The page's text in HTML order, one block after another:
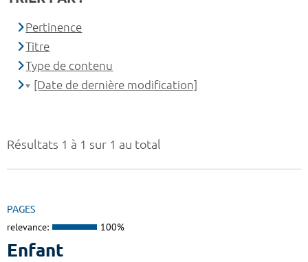
Résultats 1 à 1 sur 1 au total
PAGES
relevance: 100%
Enfant
Pertinence
Titre
Type de contenu
[Date de dernière modification]